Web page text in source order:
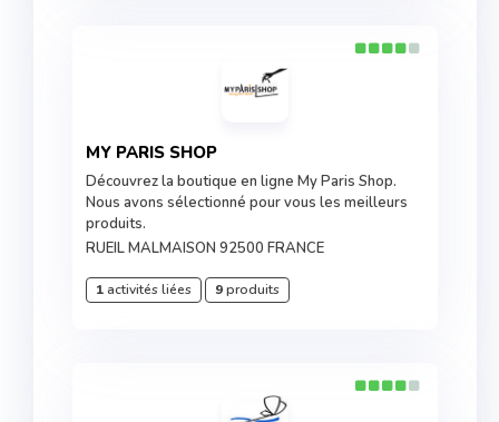
MY PARIS SHOP
Découvrez la boutique en ligne My Paris Shop.
Nous avons sélectionné pour vous les meilleurs
produits.
RUEIL MALMAISON 92500 FRANCE
1activités liées 9produits